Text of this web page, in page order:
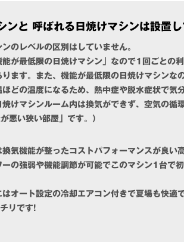
と 呼ばれる日焼けマシンは設置し
のレベルの区別はしていません。
が最低限の日焼けマシン」なので1回ごとの
ます。また、機能が最低限の日焼けマシンな
どの温度になるため、熱中症や脱水症状で気
けマシンルーム内は換気ができず、空気の循
悪い狭い部屋」です。）
気機能が整ったコストパフォーマンスが良い
の強弱や機能調節が可能でこのマシン1台で
オート設定の冷却エアコン付きで夏場も快
リです!